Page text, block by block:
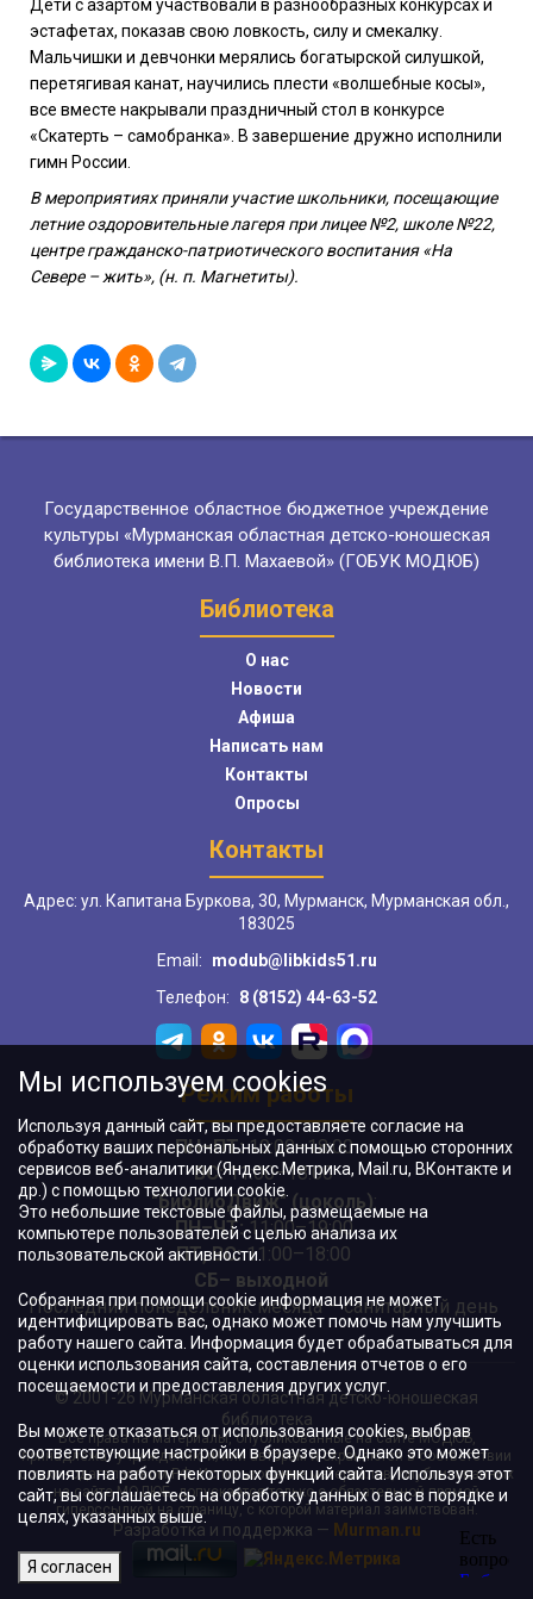
Дети с азартом участвовали в разнообразных конкурсах и
эстафетах, показав свою ловкость, силу и смекалку.
Мальчишки и девчонки мерялись богатырской силушкой,
перетягивая канат, научились плести «волшебные косы»,
все вместе накрывали праздничный стол в конкурсе
«Скатерть – самобранка». В завершение дружно исполнили
гимн России.
В мероприятиях приняли участие школьники, посещающие
летние оздоровительные лагеря при лицее №2, школе №22,
центре гражданско-патриотического воспитания «На
Севере – жить», (н. п. Магнетиты).
Государственное областное бюджетное учреждение
культуры «Мурманская областная детско-юношеская
библиотека имени В.П. Махаевой» (ГОБУК МОДЮБ)
Библиотека
О нас
Новости
Афиша
Написать нам
Контакты
Опросы
Контакты
Адрес: ул. Капитана Буркова, 30, Мурманск, Мурманская обл.,
183025
Email:
modub@libkids51.ru
Телефон:
8 (8152) 44-63-52
Режим работы
ПН–ПТ:10:00–18:00
ВС:11:00–18:00
"БиблиоДвиж" (цоколь):
ПН–ЧТ:11:00–19:00
ПТ, ВС:11:00–18:00
СБ– выходной
Последний понедельник месяца – санитарный день
© 2001-26 Мурманская областная детско-юношеская
библиотека
Все права на материалы, опубликованные на сайте МОДЮБ,
принадлежат учреждению и/или авторам и охраняются в соответствии
с законодательством РФ. Использование материалов, опубликованных
на сайте МОДЮБ, допускается только с обязательной прямой
гиперссылкой на страницу, с которой материал заимствован.
Разработка и поддержка — Murman.ru
Мы используем cookies
Используя данный сайт, вы предоставляете согласие на
обработку ваших персональных данных с помощью сторонних
сервисов веб-аналитики (Яндекс.Метрика, Mail.ru, ВКонтакте и
др.) с помощью технологии cookie.
Это небольшие текстовые файлы, размещаемые на
компьютере пользователей с целью анализа их
пользовательской активности.
Собранная при помощи cookie информация не может
идентифицировать вас, однако может помочь нам улучшить
работу нашего сайта. Информация будет обрабатываться для
оценки использования сайта, составления отчетов о его
посещаемости и предоставления других услуг.
Вы можете отказаться от использования cookies, выбрав
соответствующие настройки в браузере. Однако это может
повлиять на работу некоторых функций сайта. Используя этот
сайт, вы соглашаетесь на обработку данных о вас в порядке и
целях, указанных выше.
Я согласен